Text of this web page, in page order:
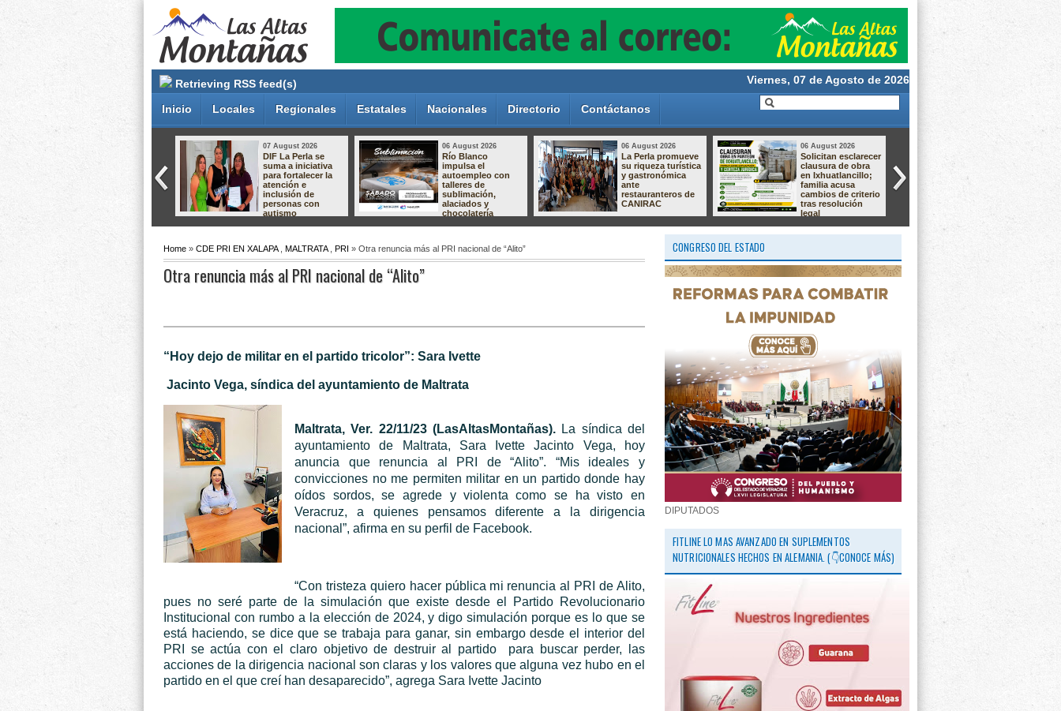
Retrieving RSS feed(s) Viernes, 07 de Agosto de 2026
Inicio Locales Regionales Estatales Nacionales Directorio Contáctanos
Quintana Roo
07 August 2026
DIF La Perla se
suma a iniciativa
para fortalecer la
atención e
inclusión de
personas con
autismo
06 August 2026
Río Blanco
impulsa el
autoempleo con
talleres de
sublimación,
alaciados y
chocolatería
06 August 2026
La Perla promueve
su riqueza turística
y gastronómica
ante
restauranteros de
CANIRAC
06 August 2026
Solicitan esclarecer
clausura de obra
en Ixhuatlancillo;
familia acusa
cambios de criterio
tras resolución
legal
Aprueba Congreso
Declaraciones de
Home » CDE PRI EN XALAPA, MALTRATA, PRI » Otra renuncia más al PRI nacional de “Alito”
Otra renuncia más al PRI nacional de “Alito”
“Hoy dejo de militar en el partido tricolor”: Sara Ivette
Jacinto Vega, síndica del ayuntamiento de Maltrata
Maltrata, Ver. 22/11/23 (LasAltasMontañas). La síndica del
ayuntamiento de Maltrata, Sara Ivette Jacinto Vega, hoy
anuncia que renuncia al PRI de “Alito”. “Mis ideales y
convicciones no me permiten militar en un partido donde hay
oídos sordos, se agrede y violenta como se ha visto en
Veracruz, a quienes pensamos diferente a la dirigencia
nacional”, afirma en su perfil de Facebook.
“Con tristeza quiero hacer pública mi renuncia al PRI de Alito,
pues no seré parte de la simulación que existe desde el Partido Revolucionario
Institucional con rumbo a la elección de 2024, y digo simulación porque es lo que se
está haciendo, se dice que se trabaja para ganar, sin embargo desde el interior del
PRI se actúa con el claro objetivo de destruir al partido
para buscar perder, las
acciones de la dirigencia nacional son claras y los valores que alguna vez hubo en el
partido en el que creí han desaparecido”, agrega Sara Ivette Jacinto
CONGRESO DEL ESTADO
DIPUTADOS
FITLINE LO MAS AVANZADO EN SUPLEMENTOS
NUTRICIONALES HECHOS EN ALEMANIA. (👇CONOCE MÁS)